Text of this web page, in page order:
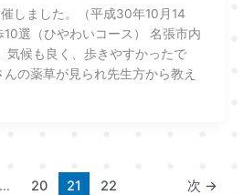
しました。（平成30年10月14
選（ひやわいコース） 名張市内
気候も良く、歩きやすかったで
の薬草が見られ先生方から教え
… 20 21 22 次 →